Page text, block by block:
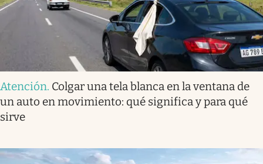
Atención. Colgar una tela blanca en la ventana de
un auto en movimiento: qué significa y para qué
sirve